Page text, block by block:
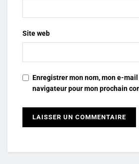
Site web
Enregistrer mon nom, mon e-
navigateur pour mon prochain